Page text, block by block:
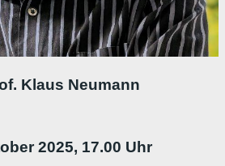
Klaus Neumann
2025, 17.00 Uhr